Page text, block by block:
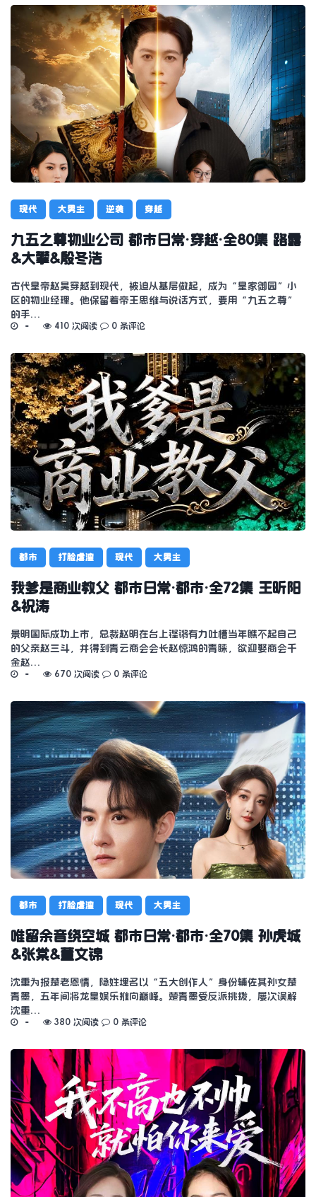
现代 大男主 逆袭 穿越
九五之尊物业公司 都市日常·穿越·全80集 路露
&大攀&殷冬浩
古代皇帝赵昊穿越到现代，被迫从基层做起，成为“皇家御园”小
区的物业经理。他保留着帝王思维与说话方式，要用“九五之尊”
的手…
410 次阅读 0 条评论
都市 打脸虐渣 现代 大男主
我爹是商业教父 都市日常·都市·全72集 王昕阳
&祝涛
景明国际成功上市，总裁赵明在台上铿锵有力吐槽当年瞧不起自己
的父亲赵三斗，并得到青云商会会长赵惊鸿的青睐，欲迎娶商会千
金赵…
670 次阅读 0 条评论
都市 打脸虐渣 现代 大男主
唯留余音绕空城 都市日常·都市·全70集 孙虎城
&张棠&董文锦
沈重为报楚老恩情，隐姓埋名以“五大创作人”身份辅佐其孙女楚
青墨，五年间将龙皇娱乐推向巅峰。楚青墨受反派挑拨，屡次误解
沈重…
380 次阅读 0 条评论